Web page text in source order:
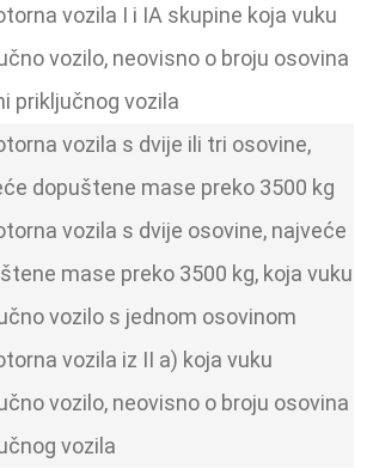
vozila I i IA skupine koja vuku
vozilo, neovisno o broju osovina
priključnog vozila
vozila s dvije ili tri osovine,
dopuštene mase preko 3500 kg
vozila s dvije osovine, najveće
mase preko 3500 kg, koja vuku
vozilo s jednom osovinom
vozila iz II a) koja vuku
vozilo, neovisno o broju osovina
vozila